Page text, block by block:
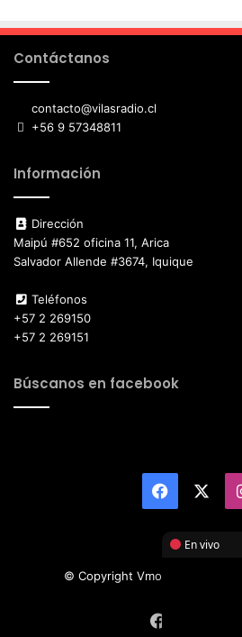
Contáctanos
contacto@vilasradio.cl
+56 9 57348811
Información
Dirección
Maipú #652 oficina 11, Arica
Salvador Allende #3674, Iquique
Teléfonos
+57 2 269150
+57 2 269151
Búscanos en facebook
Facebook
© Copyright Vmotor TI 2026, All
En vivo